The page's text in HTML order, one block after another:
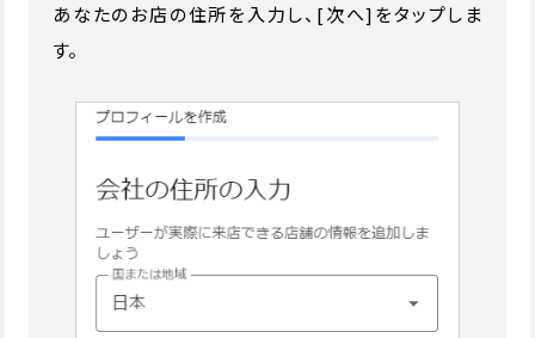
あなたのお店の住所を入力し、[次へ]をタップしま
す。